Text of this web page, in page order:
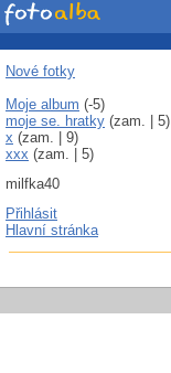
Nové fotky
Moje album (-5)
moje se. hratky (zam. | 5)
x (zam. | 9)
xxx (zam. | 5)
milfka40
Přihlásit
Hlavní stránka